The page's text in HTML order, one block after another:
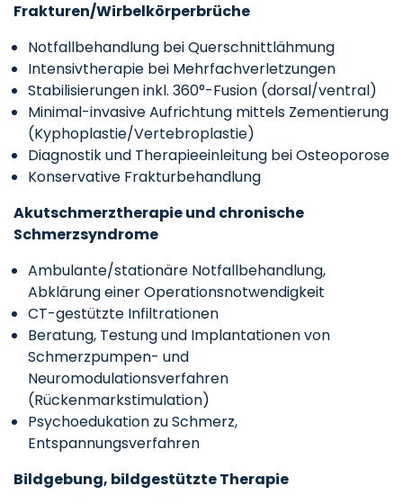
Frakturen/Wirbelkörperbrüche
Notfallbehandlung bei Querschnittlähmung
Intensivtherapie bei Mehrfachverletzungen
Stabilisierungen inkl. 360°-Fusion (dorsal/ventral)
Minimal-invasive Aufrichtung mittels Zementierung
(Kyphoplastie/Vertebroplastie)
Diagnostik und Therapieeinleitung bei Osteoporose
Konservative Frakturbehandlung
Akutschmerztherapie und chronische
Schmerzsyndrome
Ambulante/stationäre Notfallbehandlung,
Abklärung einer Operationsnotwendigkeit
CT-gestützte Infiltrationen
Beratung, Testung und Implantationen von
Schmerzpumpen- und
Neuromodulationsverfahren
(Rückenmarkstimulation)
Psychoedukation zu Schmerz,
Entspannungsverfahren
Bildgebung, bildgestützte Therapie